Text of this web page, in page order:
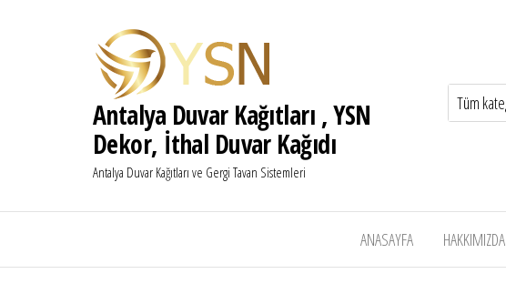
Antalya Duvar Kağıtları , YSN
Dekor, İthal Duvar Kağıdı
Antalya Duvar Kağıtları ve Gergi Tavan Sistemleri
ANASAYFA HAKKIMIZDA